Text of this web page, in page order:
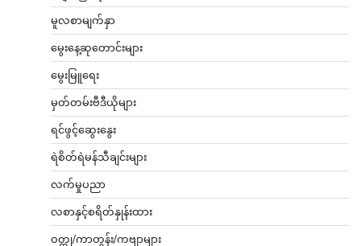
မူလစာမျက်နှာ
မွေးနေ့ဆုတောင်းများ
မွေးမြူရေး
မှတ်တမ်းဗီဒီယိုများ
ရင်ဖွင့်ဆွေးနွေး
ရဲစိတ်ရဲမန်သီချင်းများ
လက်မှုပညာ
လစာနှင့်စရိတ်နှုန်းထား
ဝတ္ထု/ကာတွန်း/ကဗျာများ